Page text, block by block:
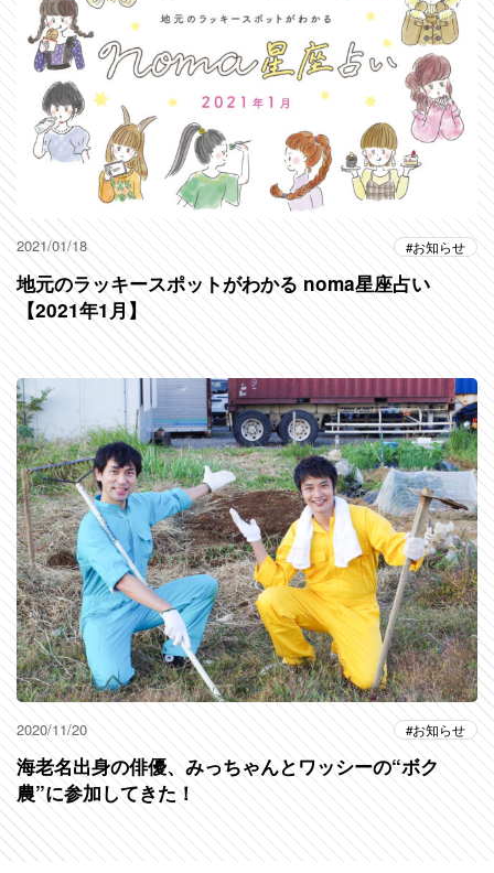
2021/01/18 お知らせ
地元のラッキースポットがわかる noma星座占い
【2021年1月】
2020/11/20 お知らせ
海老名出身の俳優、みっちゃんとワッシーの“ボク
農”に参加してきた！